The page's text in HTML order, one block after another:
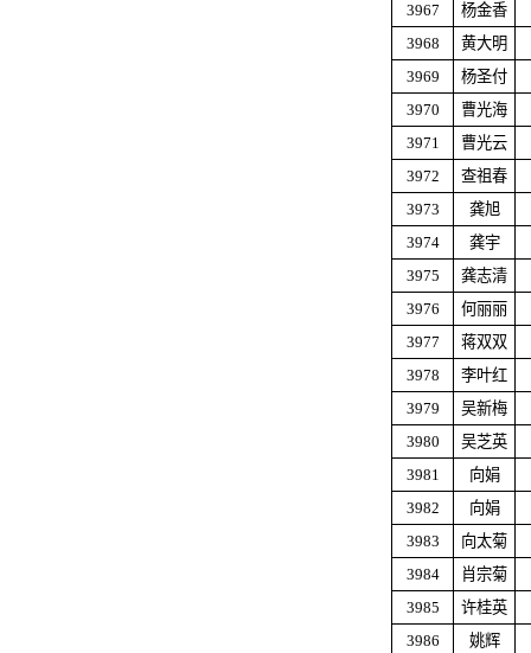
3967
杨金香
3968
黄大明
3969
杨圣付
3970
曹光海
3971
曹光云
3972
查祖春
3973
龚旭
3974
龚宇
3975
龚志清
3976
何丽丽
3977
蒋双双
3978
李叶红
3979
吴新梅
3980
吴芝英
3981
向娟
3982
向娟
3983
向太菊
3984
肖宗菊
3985
许桂英
3986
姚辉